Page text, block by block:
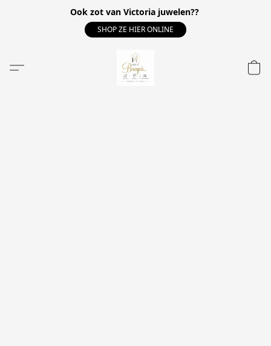
Ook zot van Victoria juwelen??
SHOP ZE HIER ONLINE